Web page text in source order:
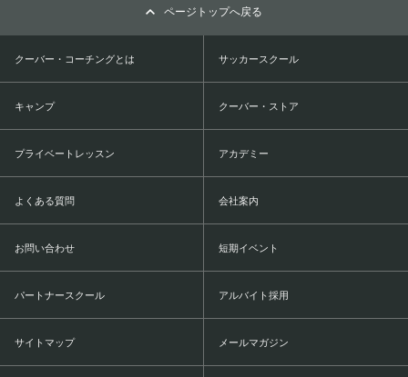
ページトップへ戻る
クーバー・コーチングとは サッカースクール
キャンプ クーバー・ストア
プライベートレッスン アカデミー
よくある質問 会社案内
お問い合わせ 短期イベント
パートナースクール アルバイト採用
サイトマップ メールマガジン